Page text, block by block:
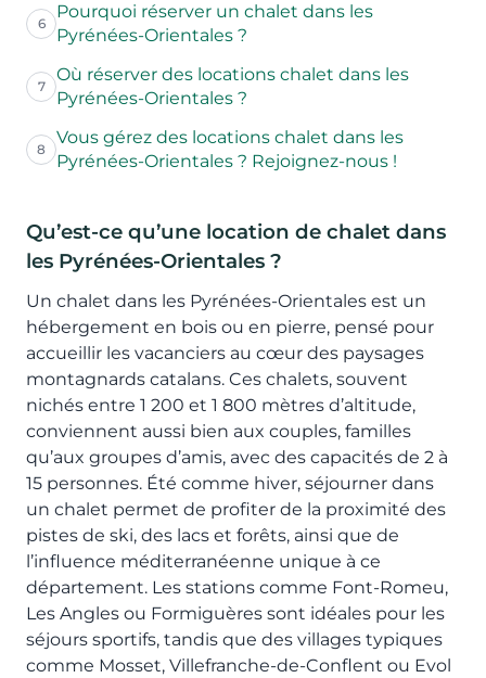
6
Pourquoi réserver un chalet dans les
Pyrénées-Orientales ?
7
Où réserver des locations chalet dans les
Pyrénées-Orientales ?
8
Vous gérez des locations chalet dans les
Pyrénées-Orientales ? Rejoignez-nous !
Qu’est-ce qu’une location de chalet dans
les Pyrénées-Orientales ?
Un chalet dans les Pyrénées-Orientales est un
hébergement en bois ou en pierre, pensé pour
accueillir les vacanciers au cœur des paysages
montagnards catalans. Ces chalets, souvent
nichés entre 1 200 et 1 800 mètres d’altitude,
conviennent aussi bien aux couples, familles
qu’aux groupes d’amis, avec des capacités de 2 à
15 personnes. Été comme hiver, séjourner dans
un chalet permet de profiter de la proximité des
pistes de ski, des lacs et forêts, ainsi que de
l’influence méditerranéenne unique à ce
département. Les stations comme Font-Romeu,
Les Angles ou Formiguères sont idéales pour les
séjours sportifs, tandis que des villages typiques
comme Mosset, Villefranche-de-Conflent ou Evol